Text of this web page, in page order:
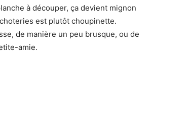
à découper, ça devient mignon
est plutôt choupinette.
de manière un peu brusque, ou de
amie.